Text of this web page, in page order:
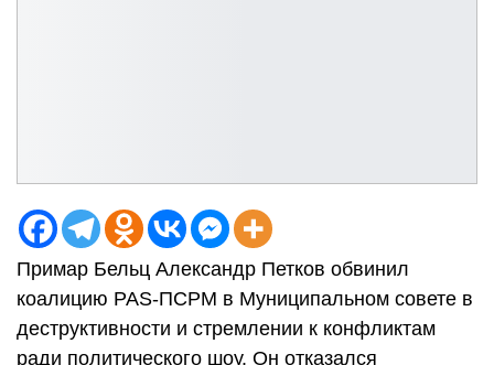
Примар Бельц Александр Петков обвинил
коалицию PAS-ПСРМ в Муниципальном совете в
деструктивности и стремлении к конфликтам
ради политического шоу. Он отказался